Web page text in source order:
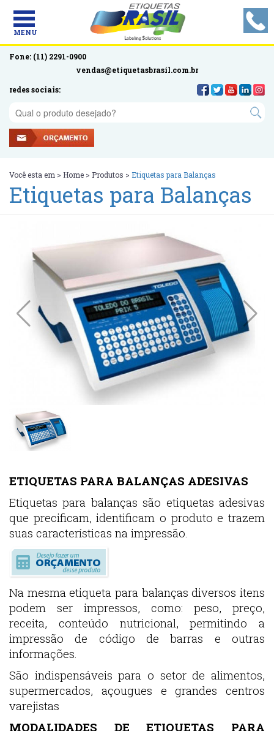
MENU
Fone: (11) 2291-0900
vendas@etiquetasbrasil.com.br
redes sociais:
Você esta em > Home > Produtos > Etiquetas para Balanças
Etiquetas para Balanças
ETIQUETAS PARA BALANÇAS ADESIVAS
Etiquetas para balanças são etiquetas adesivas
que precificam, identificam o produto e trazem
suas características na impressão.
Na mesma etiqueta para balanças diversos itens
podem ser impressos, como: peso, preço,
receita, conteúdo nutricional, permitindo a
impressão de código de barras e outras
informações.
São indispensáveis para o setor de alimentos,
supermercados, açougues e grandes centros
varejistas
MODALIDADES DE ETIQUETAS PARA